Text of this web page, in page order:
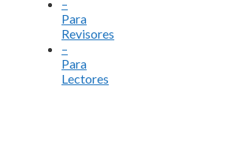
–
Para
Revisores
–
Para
Lectores